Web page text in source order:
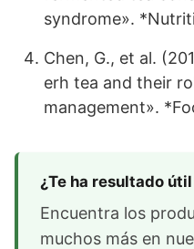
syndrome».
Chen, G., et al.
erh tea and their
management».
¿Te ha resultado
Encuentra los
muchos más en